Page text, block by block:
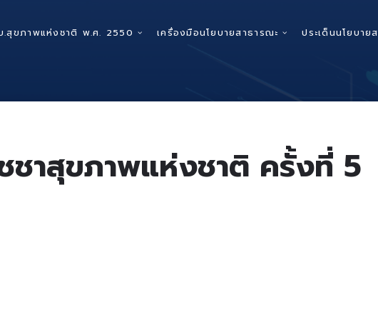
.สุขภาพแห่งชาติ พ.ศ. 2550 เครื่องมือนโยบายสาธารณะ ประเด็นนโยบาย
ชาสุขภาพแห่งชาติ ครั้งที่ 5